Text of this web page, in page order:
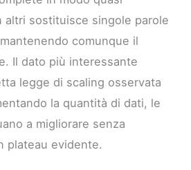
sostituisce singole parole
comunque il
Il dato più interessante
legge di scaling osservata
la quantità di dati, le
a migliorare senza
plateau evidente.